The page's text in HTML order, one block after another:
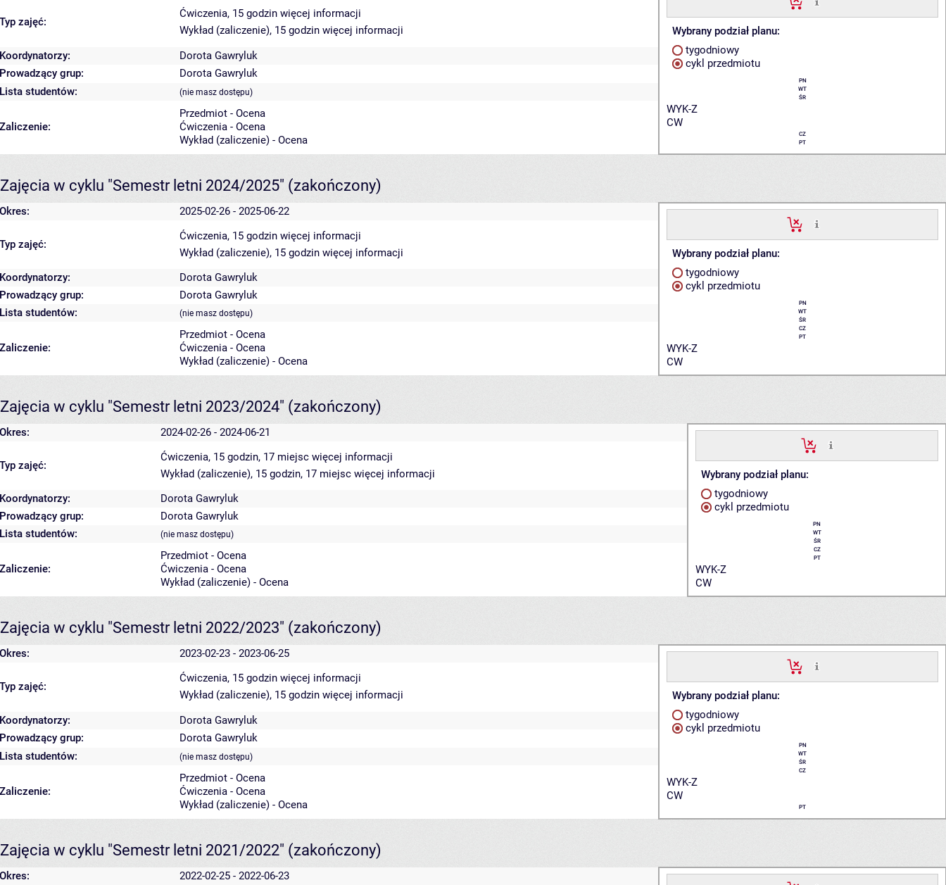
Wybrany podział planu:
tygodniowy
cykl przedmiotu
PN
WT
ŚR
WYK-Z
CW
CZ
PT
Typ zajęć:
Ćwiczenia, 15 godzin więcej informacji
Wykład (zaliczenie), 15 godzin więcej informacji
Koordynatorzy:
Dorota Gawryluk
Prowadzący grup:
Dorota Gawryluk
Lista studentów:
(nie masz dostępu)
Zaliczenie:
Przedmiot - Ocena
Ćwiczenia - Ocena
Wykład (zaliczenie) - Ocena
Zajęcia w cyklu "Semestr letni 2024/2025" (zakończony)
Okres: 2025-02-26 - 2025-06-22
Wybrany podział planu:
tygodniowy
cykl przedmiotu
PN
WT
ŚR
CZ
PT
WYK-Z
CW
Typ zajęć:
Ćwiczenia, 15 godzin więcej informacji
Wykład (zaliczenie), 15 godzin więcej informacji
Koordynatorzy:
Dorota Gawryluk
Prowadzący grup:
Dorota Gawryluk
Lista studentów:
(nie masz dostępu)
Zaliczenie:
Przedmiot - Ocena
Ćwiczenia - Ocena
Wykład (zaliczenie) - Ocena
Zajęcia w cyklu "Semestr letni 2023/2024" (zakończony)
Okres: 2024-02-26 - 2024-06-21
Wybrany podział planu:
tygodniowy
cykl przedmiotu
PN
WT
ŚR
CZ
PT
WYK-Z
CW
Typ zajęć:
Ćwiczenia, 15 godzin, 17 miejsc więcej informacji
Wykład (zaliczenie), 15 godzin, 17 miejsc więcej informacji
Koordynatorzy:
Dorota Gawryluk
Prowadzący grup:
Dorota Gawryluk
Lista studentów:
(nie masz dostępu)
Zaliczenie:
Przedmiot - Ocena
Ćwiczenia - Ocena
Wykład (zaliczenie) - Ocena
Zajęcia w cyklu "Semestr letni 2022/2023" (zakończony)
Okres: 2023-02-23 - 2023-06-25
Wybrany podział planu:
tygodniowy
cykl przedmiotu
PN
WT
ŚR
CZ
WYK-Z
CW
PT
Typ zajęć:
Ćwiczenia, 15 godzin więcej informacji
Wykład (zaliczenie), 15 godzin więcej informacji
Koordynatorzy:
Dorota Gawryluk
Prowadzący grup:
Dorota Gawryluk
Lista studentów:
(nie masz dostępu)
Zaliczenie:
Przedmiot - Ocena
Ćwiczenia - Ocena
Wykład (zaliczenie) - Ocena
Zajęcia w cyklu "Semestr letni 2021/2022" (zakończony)
Okres: 2022-02-25 - 2022-06-23